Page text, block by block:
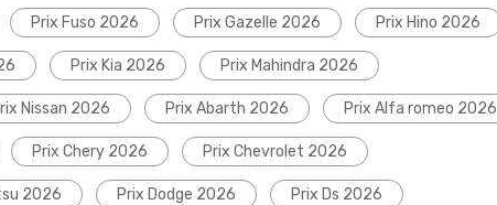
Prix Fuso 2026 Prix Gazelle 2026 Prix Hino 2026
Prix Kia 2026 Prix Mahindra 2026
Nissan 2026 Prix Abarth 2026 Prix Alfa romeo 2026
Prix Chery 2026 Prix Chevrolet 2026
2026 Prix Dodge 2026 Prix Ds 2026